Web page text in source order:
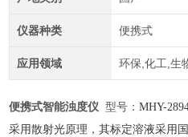
仪器种类 便携式
应用领域 环保,化工,生
便携式智能浊度仪 型号：MHY-
采用散射光原理，其标定溶液采用